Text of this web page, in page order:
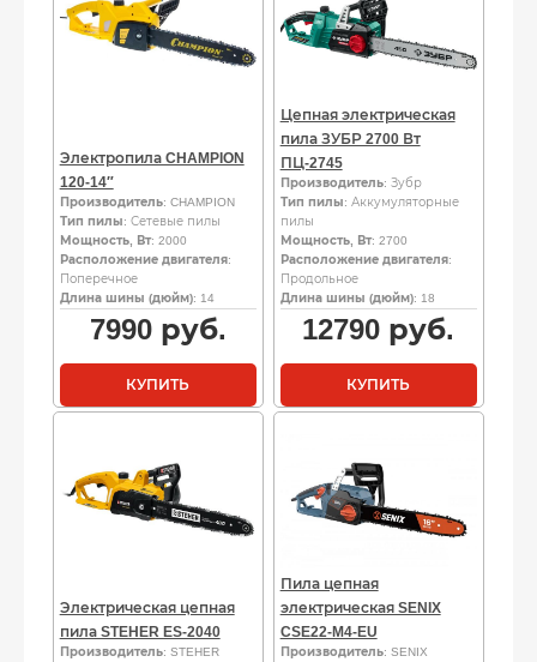
Электропила CHAMPION
120-14″
Производитель: CHAMPION
Тип пилы: Сетевые пилы
Мощность, Вт: 2000
Расположение двигателя:
Поперечное
Длина шины (дюйм): 14
7990руб.
КУПИТЬ
Цепная электрическая
пила ЗУБР 2700 Вт
ПЦ-2745
Производитель: Зубр
Тип пилы: Аккумуляторные
пилы
Мощность, Вт: 2700
Расположение двигателя:
Продольное
Длина шины (дюйм): 18
12790 руб.
КУПИТЬ
Электрическая цепная
пила STEHER ES-2040
Производитель: STEHER
Пила цепная
электрическая SENIX
CSE22-M4-EU
Производитель: SENIX